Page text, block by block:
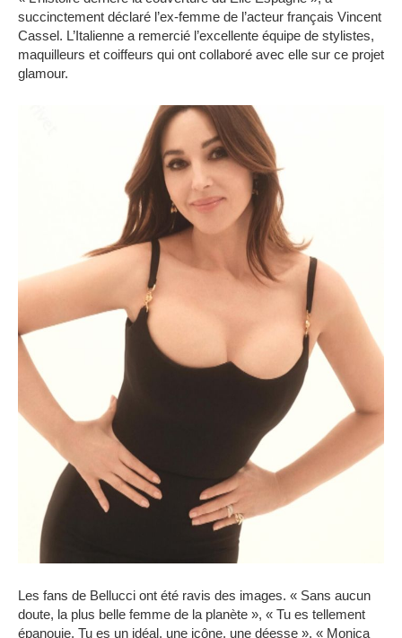
succinctement déclaré l’ex-femme de l’acteur français Vincent
Cassel. L’Italienne a remercié l’excellente équipe de stylistes,
maquilleurs et coiffeurs qui ont collaboré avec elle sur ce projet
glamour.
Les fans de Bellucci ont été ravis des images. « Sans aucun
doute, la plus belle femme de la planète », « Tu es tellement
épanouie. Tu es un idéal, une icône, une déesse », « Monica